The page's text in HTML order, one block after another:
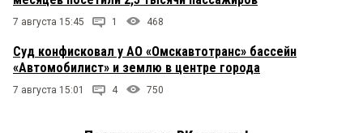
7 августа 15:45 1 468
Суд конфисковал у АО «Омскавтотранс» бассейн
«Автомобилист» и землю в центре города
7 августа 15:01 4 750